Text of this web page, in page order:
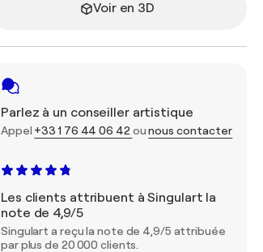
Voir en 3D
Parlez à un conseiller artistique
Appel +33 1 76 44 06 42 ounous contacter
Les clients attribuent à Singulart la
note de 4,9/5
Singulart a reçu la note de 4,9/5 attribuée
par plus de 20 000 clients.